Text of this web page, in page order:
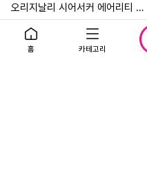
오리지날리 시어서커 에어리티 4
종29,900
4.5
홈 카테고리